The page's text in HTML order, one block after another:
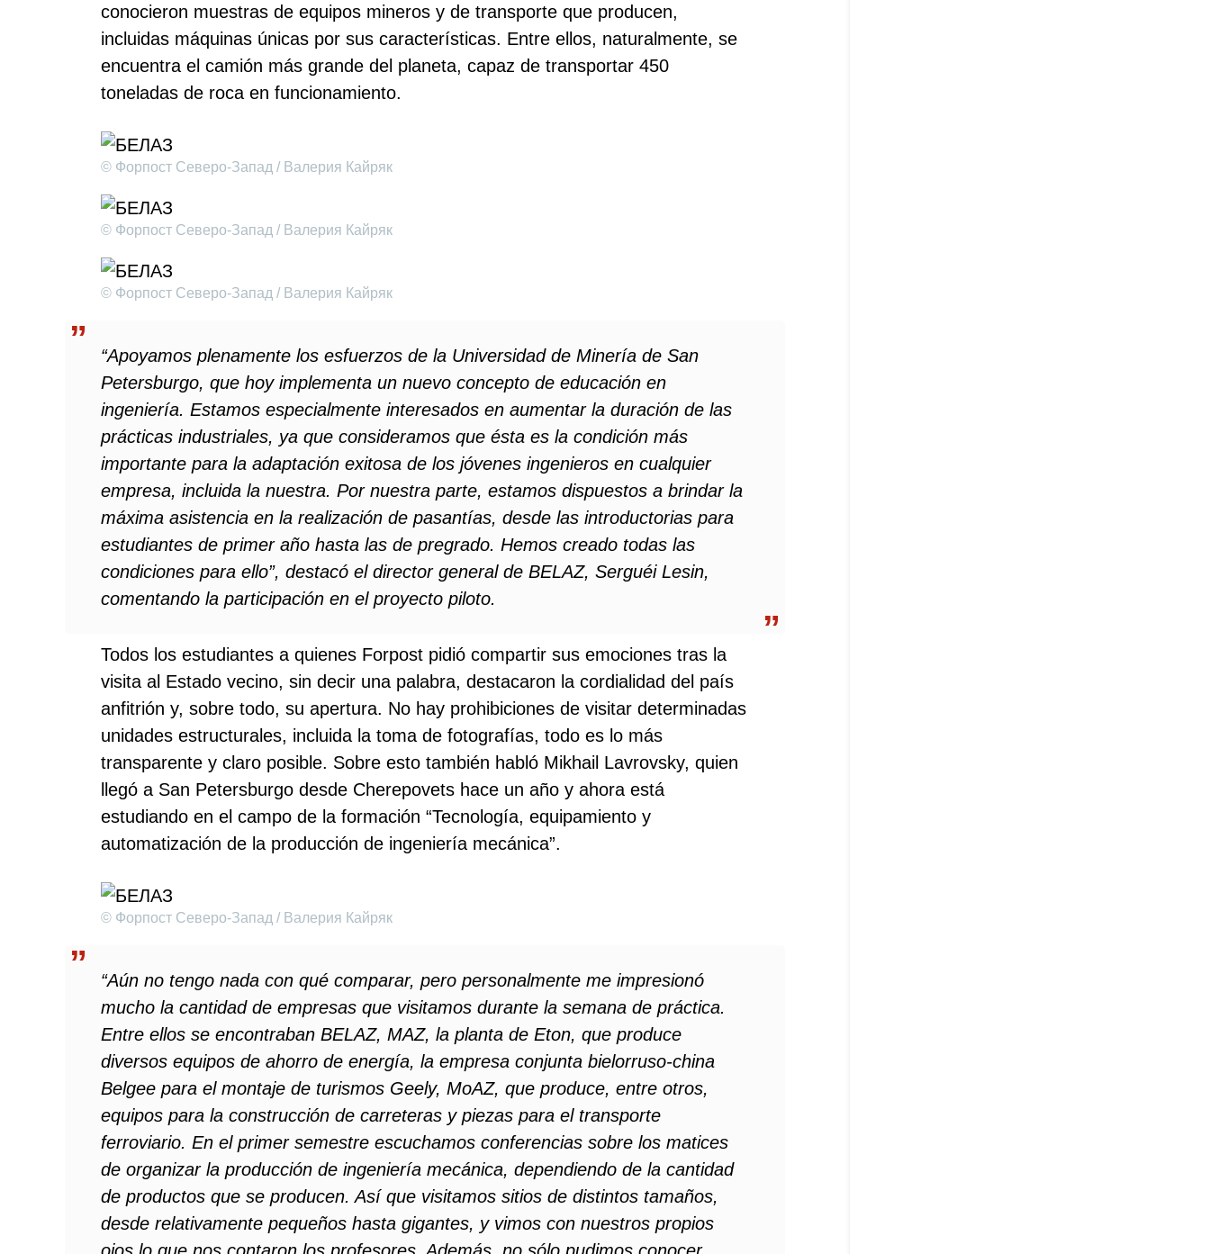
conocieron muestras de equipos mineros y de transporte que producen,
incluidas máquinas únicas por sus características. Entre ellos, naturalmente, se
encuentra el camión más grande del planeta, capaz de transportar 450
toneladas de roca en funcionamiento.
© Форпост Северо-Запад / Валерия Кайряк
© Форпост Северо-Запад / Валерия Кайряк
© Форпост Северо-Запад / Валерия Кайряк
“Apoyamos plenamente los esfuerzos de la Universidad de Minería de San
Petersburgo, que hoy implementa un nuevo concepto de educación en
ingeniería. Estamos especialmente interesados ​​en aumentar la duración de las
prácticas industriales, ya que consideramos que ésta es la condición más
importante para la adaptación exitosa de los jóvenes ingenieros en cualquier
empresa, incluida la nuestra. Por nuestra parte, estamos dispuestos a brindar la
máxima asistencia en la realización de pasantías, desde las introductorias para
estudiantes de primer año hasta las de pregrado. Hemos creado todas las
condiciones para ello”, destacó el director general de BELAZ, Serguéi Lesin,
comentando la participación en el proyecto piloto.
Todos los estudiantes a quienes Forpost pidió compartir sus emociones tras la
visita al Estado vecino, sin decir una palabra, destacaron la cordialidad del país
anfitrión y, sobre todo, su apertura. No hay prohibiciones de visitar determinadas
unidades estructurales, incluida la toma de fotografías, todo es lo más
transparente y claro posible. Sobre esto también habló Mikhail Lavrovsky, quien
llegó a San Petersburgo desde Cherepovets hace un año y ahora está
estudiando en el campo de la formación “Tecnología, equipamiento y
automatización de la producción de ingeniería mecánica”.
© Форпост Северо-Запад / Валерия Кайряк
“Aún no tengo nada con qué comparar, pero personalmente me impresionó
mucho la cantidad de empresas que visitamos durante la semana de práctica.
Entre ellos se encontraban BELAZ, MAZ, la planta de Eton, que produce
diversos equipos de ahorro de energía, la empresa conjunta bielorruso-china
Belgee para el montaje de turismos Geely, MoAZ, que produce, entre otros,
equipos para la construcción de carreteras y piezas para el transporte
ferroviario. En el primer semestre escuchamos conferencias sobre los matices
de organizar la producción de ingeniería mecánica, dependiendo de la cantidad
de productos que se producen. Así que visitamos sitios de distintos tamaños,
desde relativamente pequeños hasta gigantes, y vimos con nuestros propios